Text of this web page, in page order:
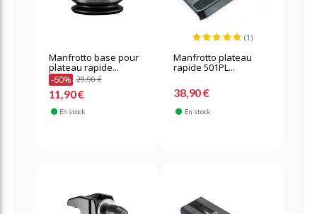
Manfrotto base pour
plateau rapide...
-60% 29,90 €
11,90 €
En stock
(1)
Manfrotto plateau
rapide 501PL...
38,90 €
En stock